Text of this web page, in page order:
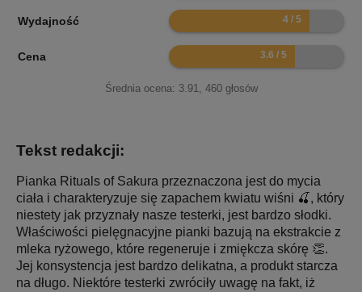
Wydajność 8
Cena 7.2
Średnia ocena: 3.91, 460głosów
Tekst redakcji:
Pianka Rituals of Sakura przeznaczona jest do mycia
ciała i charakteryzuje się zapachem kwiatu wiśni 🍒, który
niestety jak przyznały nasze testerki, jest bardzo słodki.
Właściwości pielęgnacyjne pianki bazują na ekstrakcie z
mleka ryżowego, które regeneruje i zmiękcza skórę 👏.
Jej konsystencja jest bardzo delikatna, a produkt starcza
na długo. Niektóre testerki zwróciły uwagę na fakt, iż